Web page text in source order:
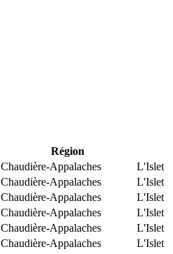
Région
Chaudière-Appalaches
L'Islet
Chaudière-Appalaches
L'Islet
Chaudière-Appalaches
L'Islet
Chaudière-Appalaches
L'Islet
Chaudière-Appalaches
L'Islet
Chaudière-Appalaches
L'Islet